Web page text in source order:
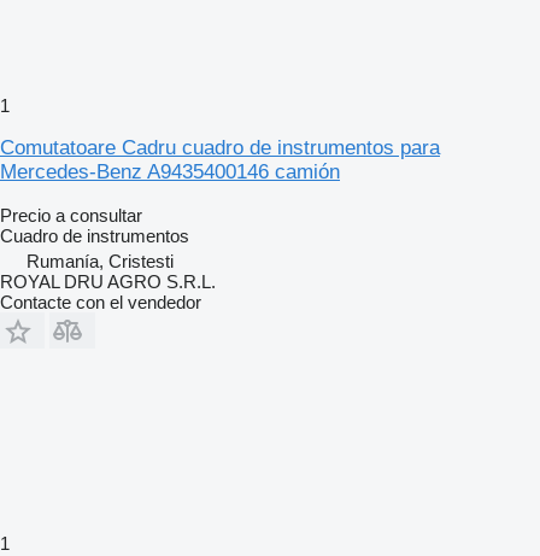
1
Comutatoare Cadru cuadro de instrumentos para
Mercedes-Benz A9435400146 camión
Precio a consultar
Cuadro de instrumentos
Rumanía, Cristesti
ROYAL DRU AGRO S.R.L.
Contacte con el vendedor
1